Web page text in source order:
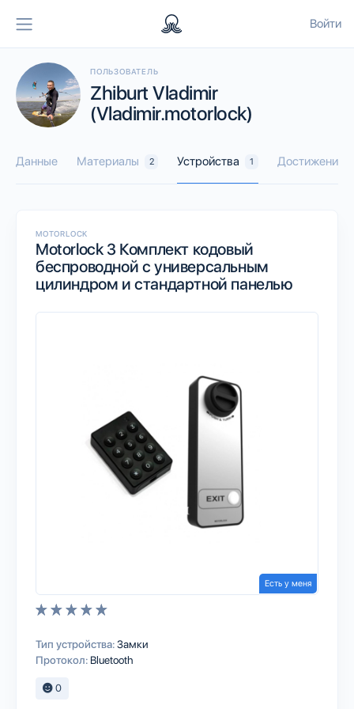
Войти
ПОЛЬЗОВАТЕЛЬ
Zhiburt Vladimir
(Vladimir.motorlock)
Данные Материалы 2 Устройства 1 Достижения
MOTORLOCK
Motorlock 3 Комплект кодовый
беспроводной с универсальным
цилиндром и стандартной панелью
Есть у меня
Тип устройства:Замки
Протокол: Bluetooth
0